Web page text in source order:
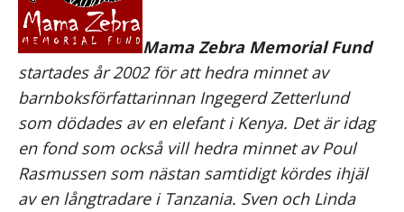
Mama Zebra Memorial Fund
startades år 2002 för att hedra minnet av
barnboksförfattarinnan Ingegerd Zetterlund
som dödades av en elefant i Kenya. Det är idag
en fond som också vill hedra minnet av Poul
Rasmussen som nästan samtidigt kördes ihjäl
av en långtradare i Tanzania. Sven och Linda